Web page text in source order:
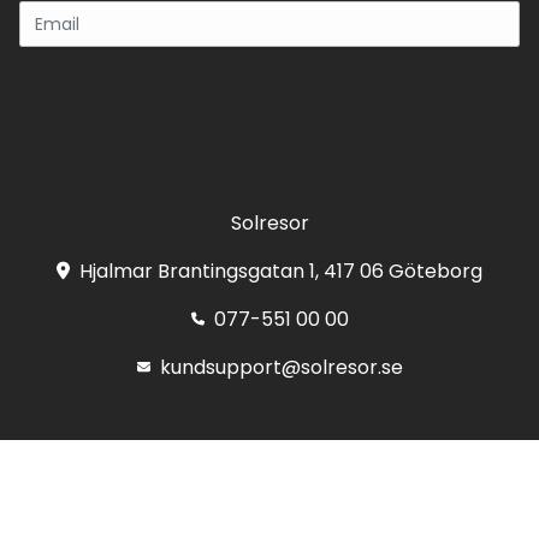
Solresor
Hjalmar Brantingsgatan 1, 417 06 Göteborg
077-551 00 00
kundsupport@solresor.se